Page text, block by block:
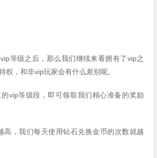
等级之后，那么我们继续来看拥有了vip之
权，和非vip玩家会有什么差别呢。
vip等级段，即可领取我们精心准备的奖励
，我们每天使用钻石兑换金币的次数就越